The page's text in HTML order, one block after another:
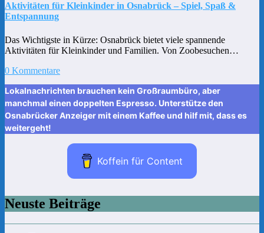
Aktivitäten für Kleinkinder in Osnabrück – Spiel, Spaß &
Entspannung
Das Wichtigste in Kürze: Osnabrück bietet viele spannende
Aktivitäten für Kleinkinder und Familien. Von Zoobesuchen…
0 Kommentare
Lokalnachrichten brauchen kein Großraumbüro, aber
manchmal einen doppelten Espresso. Unterstütze den
Osnabrücker Anzeiger mit einem Kaffee und hilf mit, dass es
weitergeht!
Koffein für Content
Neuste Beiträge